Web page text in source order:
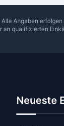
Angaben erfolgen
an qualifizierten
Neueste